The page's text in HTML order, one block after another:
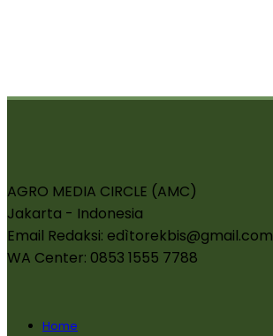
AGRO MEDIA CIRCLE (AMC)
Jakarta - Indonesia
Email Redaksi: edìtorekbis@gmail.com
WA Center: 0853 1555 7788
Home